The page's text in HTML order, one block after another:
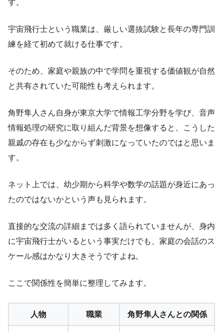
す。
宇宙飛行士という職業は、厳しい選抜試験と長年の専門訓
練を経て初めて就ける仕事です。
そのため、家庭や親族の中で学問を重視する価値観が自然
と共有されていた可能性も考えられます。
角野隼人さん自身が東京大学で情報工学分野を学び、音声
情報処理の研究に取り組んだ背景を想像すると、こうした
親戚の存在も少なからず刺激になっていたのではと思いま
す。
ネット上では、幼少期から科学や数学の話題が身近にあっ
たのではないかという声も見られます。
直接的な交流の詳細までは多く語られていませんが、身内
に宇宙飛行士がいるという事実だけでも、家庭の会話のス
ケール感はかなり大きそうですよね。
ここで関係性を簡単に整理してみます。
人物 職業 角野隼人さんとの関係